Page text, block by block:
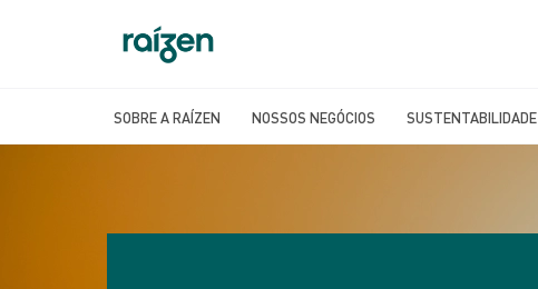
SOBRE A RAÍZEN NOSSOS NEGÓCIOS SUSTENTABILIDADE